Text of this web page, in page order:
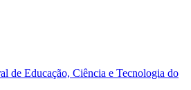
de Educação, Ciência e Tecnologia do